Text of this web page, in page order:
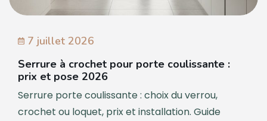
7 juillet 2026
Serrure à crochet pour porte coulissante :
prix et pose 2026
Serrure porte coulissante : choix du verrou,
crochet ou loquet, prix et installation. Guide